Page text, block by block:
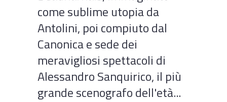
come sublime utopia da
Antolini, poi compiuto dal
Canonica e sede dei
meravigliosi spettacoli di
Alessandro Sanquirico, il più
grande scenografo dell'età...